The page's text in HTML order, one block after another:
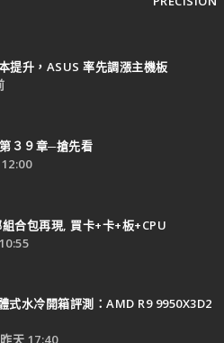
提升，ASUS 率先調漲主機板
３９章─搶先看
合包再現, 買卡+卡+板+CPU
式水冷開箱評測：AMD R9 9950X3D2
昨天 17:40